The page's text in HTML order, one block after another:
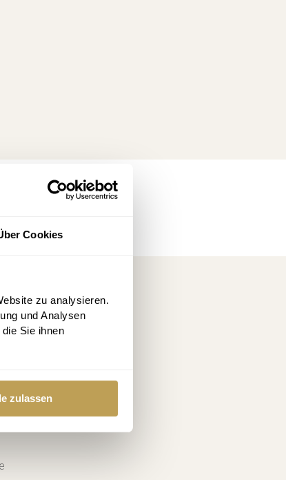
Cookies
zu analysieren.
und Analysen
Sie ihnen
zulassen